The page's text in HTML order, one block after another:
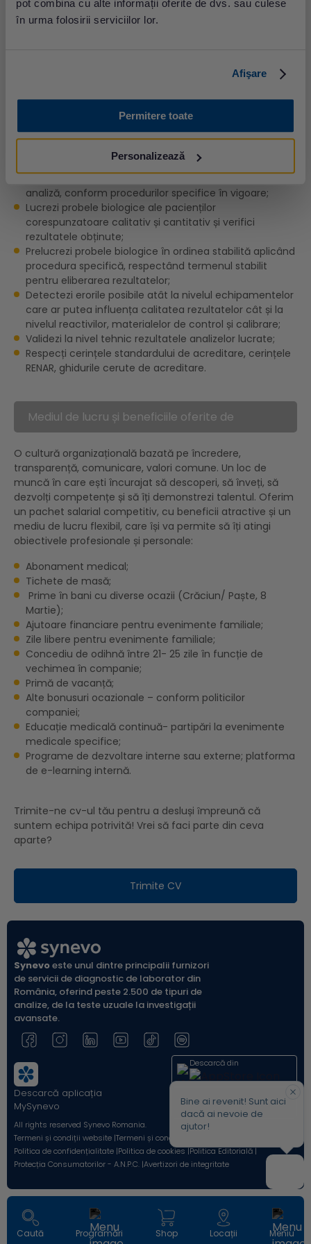
pot combina cu alte informații oferite de dvs. sau culese
în urma folosirii serviciilor lor.
Afişare
Permitere toate
Personalizează
Caută Programări Shop Locații Meniu
echipamentelor, echipamentelor de analiză așa cum
se precizează în manualele tehnice și de operare a
Respecți procedurile specifice, instrucțiunile de lucru în
Rulezi controlul intern și verifici rezultatele obținute;
Preiei probele biologice și verifici calitatea acestora
(volumul, asptectul, etc) înainte de executarea
Pregătești corespunzator probele biologice înainte de
analiză, conform procedurilor specifice în vigoare;
Lucrezi probele biologice ale pacienților
corespunzatoare calitativ și cantitativ și verifici
rezultatele obținute;
Prelucrezi probele biologice în ordinea stabilită aplicând
procedura specifică, respectând termenul stabilit
pentru eliberarea rezultatelor;
Detectezi erorile posibile atât la nivelul echipamentelor
care ar putea influența calitatea rezultatelor cât și la
nivelul reactivilor, materialelor de control și calibrare;
Validezi la nivel tehnic rezultatele analizelor lucrate;
Respecți cerințele standardului de acreditare, cerințele
RENAR, ghidurile cerute de acreditare.
Mediul de lucru și beneficiile oferite de
companie
O cultură organizațională bazată pe încredere,
transparență, comunicare, valori comune. Un loc de
muncă în care ești încurajat să descoperi, să înveți, să
dezvolți competențe și să îți demonstrezi talentul. Oferim
un pachet salarial competitiv, cu beneficii atractive și un
mediu de lucru flexibil, care își va permite să îți atingi
obiectivele profesionale și personale:
Abonament medical;
Tichete de masă;
Prime în bani cu diverse ocazii (Crăciun/ Paște, 8
Martie);
Ajutoare financiare pentru evenimente familiale;
Zile libere pentru evenimente familiale;
Concediu de odihnă între 21- 25 zile în funcție de
vechimea în companie;
Primă de vacanță;
Alte bonusuri ocazionale – conform politicilor
companiei;
Educație medicală continuă- partipări la evenimente
medicale specifice;
Programe de dezvoltare interne sau externe; platforma
de e-learning internă.
Trimite-ne cv-ul tău pentru a desluși ȋmpreună că
suntem echipa potrivită! Vrei să faci parte din ceva
aparte?
Trimite CV
Synevoeste unul dintre principalii furnizori
de servicii de diagnostic de laborator din
România, oferind peste 2.500 de tipuri de
analize, de la teste uzuale la investigații
avansate.
Descarcă aplicația
MySynevo
Descarcă din
All rights reserved Synevo Romania.
Termeni și condiții website |Termeni și condiții Shop Online |
Politica de confidențialitate |Politica de cookies |Politica Editorială |
Protecția Consumatorilor - A.N.P.C. |Avertizori de integritate
Bine ai revenit! Sunt aici
dacă ai nevoie de
ajutor!